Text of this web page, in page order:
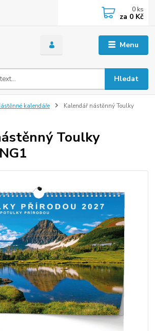
Menu
Hledat
0 ks
za 0 Kč
kalendáře
Kalendář nástěnný Toulky
Toulky